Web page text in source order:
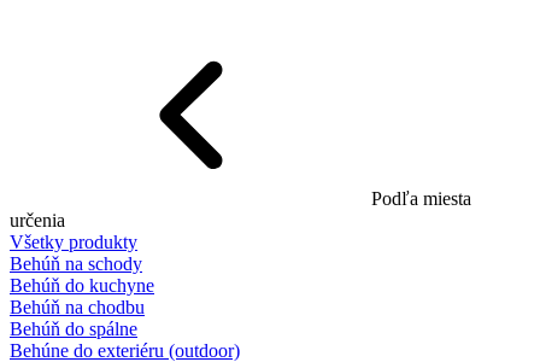
Podľa miesta
určenia
Všetky produkty
Behúň na schody
Behúň do kuchyne
Behúň na chodbu
Behúň do spálne
Behúne do exteriéru (outdoor)